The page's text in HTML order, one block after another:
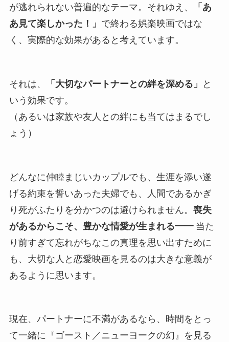
が逃れられない普遍的なテーマ。それゆえ、
「あ
あ見て楽しかった！」 で終わる娯楽映画ではな
く、実際的な効果があると考えています。
それは、 「大切なパートナーとの絆を深める」 と
いう効果です。
（あるいは家族や友人との絆にも当てはまるでし
ょう）
どんなに仲睦まじいカップルでも、生涯を添い遂
げる約束を誓いあった夫婦でも、人間であるかぎ
り死がふたりを分かつのは避けられません。 喪失
があるからこそ、豊かな情愛が生まれる━━ 当た
り前すぎて忘れがちなこの真理を思い出すために
も、大切な人と恋愛映画を見るのは大きな意義が
あるように思います。
現在、パートナーに不満があるなら、時間をとっ
て一緒に『ゴースト／ニューヨークの幻』を見る